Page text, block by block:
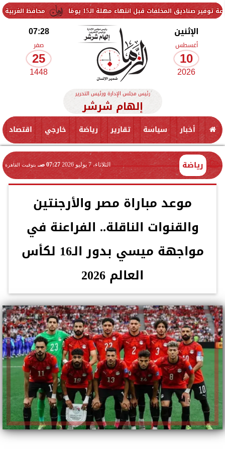
محافظ الغربية يتفقد حزمة قبل انتهاء مهلة الـ15 يومًا
الإثنين
أغسطس
10
2026
07:28
صفر
25
1448
رئيس مجلس الإدارة ورئيس التحرير
إلهام شرشر
أخبار سياسة تقارير رياضة خارجي اقتصاد
رياضة الثلاثاء، 7 يوليو 2026 07:27 صـ بتوقيت القاهرة
موعد مباراة مصر والأرجنتين
والقنوات الناقلة.. الفراعنة في
مواجهة ميسي بدور الـ16 لكأس
العالم 2026